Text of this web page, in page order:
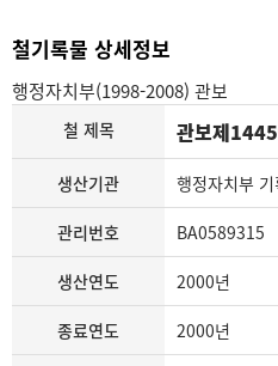
철기록물 상세정보
행정자치부(1998-2008) 관보
철 제목 관보제
생산기관 행정자치부
관리번호 BA0589315
생산연도 2000년
종료연도 2000년